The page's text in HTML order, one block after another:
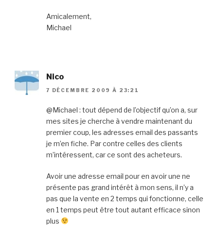
Amicalement,
Michael
Nico
7 DÉCEMBRE 2009 À 23:21
@Michael : tout dépend de l’objectif qu’on a, sur
mes sites je cherche à vendre maintenant du
premier coup, les adresses email des passants
je m’en fiche. Par contre celles des clients
m’intéressent, car ce sont des acheteurs.
Avoir une adresse email pour en avoir une ne
présente pas grand intérêt à mon sens, il n’y a
pas que la vente en 2 temps qui fonctionne, celle
en 1 temps peut être tout autant efficace sinon
plus